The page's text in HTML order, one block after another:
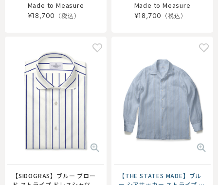
Made to Measure
¥18,700
Made to Measure
¥18,700
【SIDOGRAS】ブルー ブロー
【THE STATES MADE】ブル